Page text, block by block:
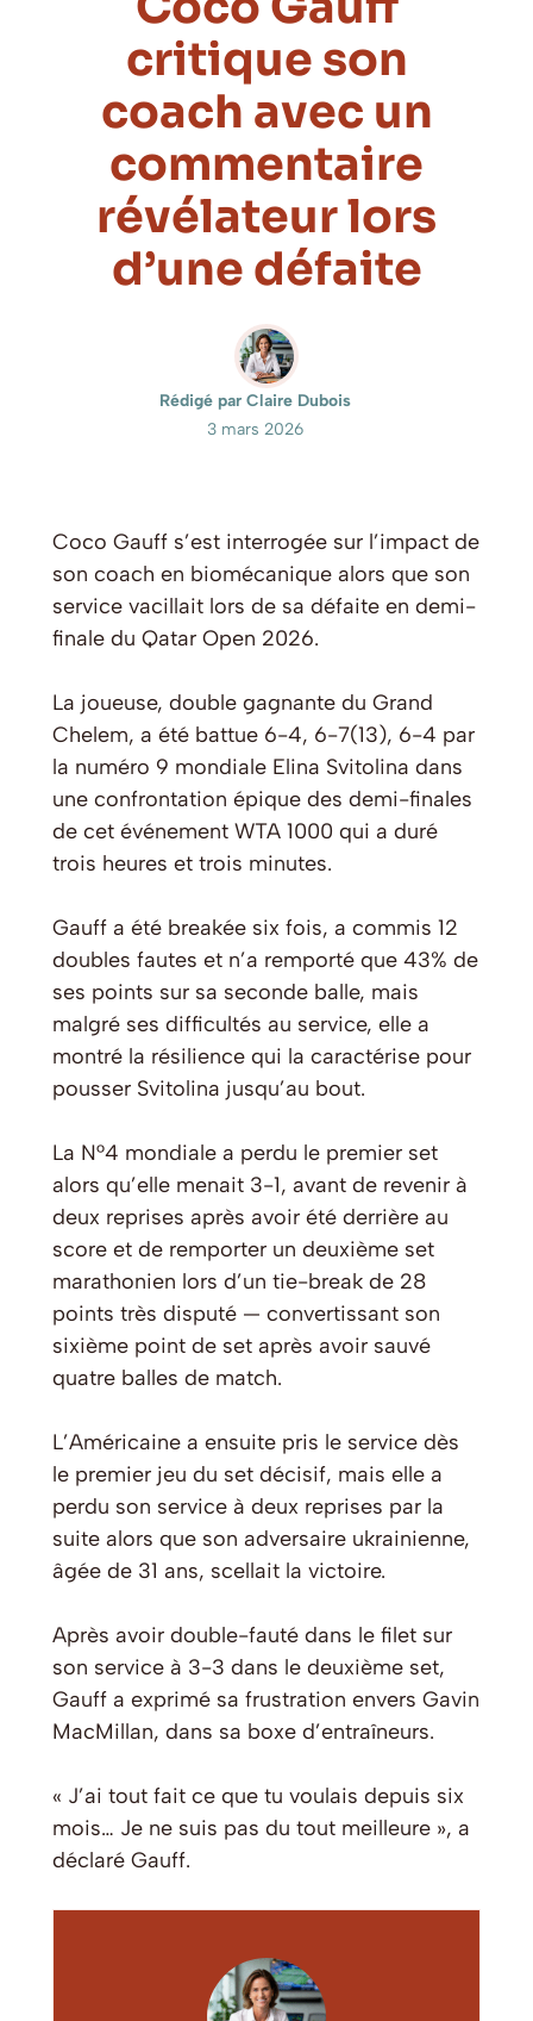
critique son
coach avec un
commentaire
révélateur lors
d’une défaite
Rédigé par Claire Dubois
3 mars 2026
Coco Gauff s’est interrogée sur l’impact de
son coach en biomécanique alors que son
service vacillait lors de sa défaite en demi-
finale du Qatar Open 2026.
La joueuse, double gagnante du Grand
Chelem, a été battue 6-4, 6-7(13), 6-4 par
la numéro 9 mondiale Elina Svitolina dans
une confrontation épique des demi-finales
de cet événement WTA 1000 qui a duré
trois heures et trois minutes.
Gauff a été breakée six fois, a commis 12
doubles fautes et n’a remporté que 43% de
ses points sur sa seconde balle, mais
malgré ses difficultés au service, elle a
montré la résilience qui la caractérise pour
pousser Svitolina jusqu’au bout.
La N°4 mondiale a perdu le premier set
alors qu’elle menait 3-1, avant de revenir à
deux reprises après avoir été derrière au
score et de remporter un deuxième set
marathonien lors d’un tie-break de 28
points très disputé — convertissant son
sixième point de set après avoir sauvé
quatre balles de match.
L’Américaine a ensuite pris le service dès
le premier jeu du set décisif, mais elle a
perdu son service à deux reprises par la
suite alors que son adversaire ukrainienne,
âgée de 31 ans, scellait la victoire.
Après avoir double-fauté dans le filet sur
son service à 3-3 dans le deuxième set,
Gauff a exprimé sa frustration envers Gavin
MacMillan, dans sa boxe d’entraîneurs.
« J’ai tout fait ce que tu voulais depuis six
mois… Je ne suis pas du tout meilleure », a
déclaré Gauff.